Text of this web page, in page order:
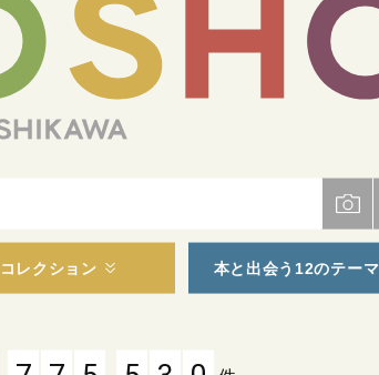
コレクション 本と出会う12のテーマ